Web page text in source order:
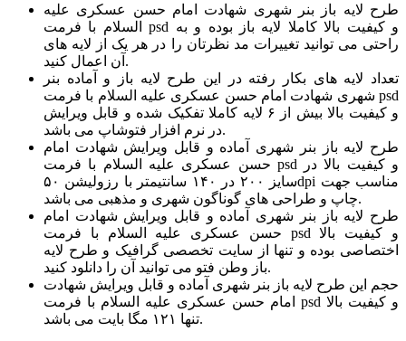
طرح لایه باز بنر شهری شهادت امام حسن عسکری علیه
السلام با فرمت psd و کیفیت بالا کاملا لایه باز بوده و به
راحتی می توانید تغییرات مد نظرتان را در هر یک از لایه های
آن اعمال کنید.
تعداد لایه های بکار رفته در این طرح لایه باز و آماده بنر
شهری شهادت امام حسن عسکری علیه السلام با فرمت psd
و کیفیت بالا بیش از ۶ لایه کاملا تفکیک شده و قابل ویرایش
در نرم افزار فتوشاپ می باشد.
طرح لایه باز بنر شهری آماده و قابل ویرایش شهادت امام
حسن عسکری علیه السلام با فرمت psd و کیفیت بالا در
سایز ۲۰۰ در ۱۴۰ سانتیمتر با رزولیشن ۵۰dpi مناسب جهت
چاپ و طراحی های گوناگون شهری و مذهبی می باشد.
طرح لایه باز بنر شهری آماده و قابل ویرایش شهادت امام
حسن عسکری علیه السلام با فرمت psd و کیفیت بالا
اختصاصی بوده و تنها از سایت تخصصی گرافیک و طرح لایه
باز وطن فتو می توانید آن را دانلود کنید.
حجم این طرح لایه باز بنر شهری آماده و قابل ویرایش شهادت
امام حسن عسکری علیه السلام با فرمت psd و کیفیت بالا
تنها ۱۲۱ مگا بایت می باشد.